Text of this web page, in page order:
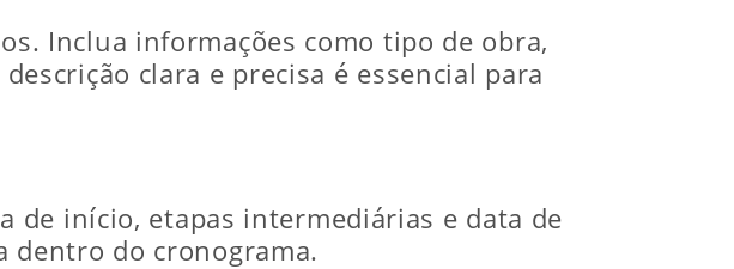
Inclua informações como tipo de obra,
clara e precisa é essencial para
de início, etapas intermediárias e data de
dentro do cronograma.